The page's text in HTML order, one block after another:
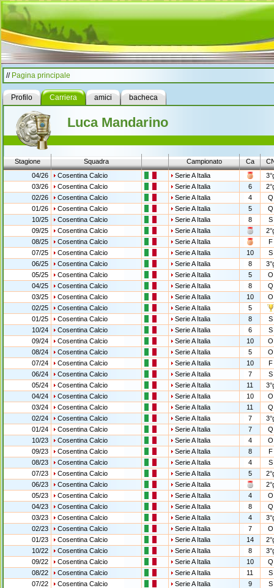
// Pagina principale
Profilo Carriera amici bacheca
Luca Mandarino
Stagione Squadra Campionato Ca
04/26
Cosentina Calcio Serie A Italia
03/26
Cosentina Calcio Serie A Italia 6
02/26
Cosentina Calcio Serie A Italia 4
Q
01/26
Cosentina Calcio Serie A Italia 5
Q
10/25
Cosentina Calcio Serie A Italia 8
S
09/25
Cosentina Calcio Serie A Italia
08/25
Cosentina Calcio Serie A Italia
F
07/25
Cosentina Calcio Serie A Italia 10
S
06/25
Cosentina Calcio Serie A Italia 8
05/25
Cosentina Calcio Serie A Italia 5
O
04/25
Cosentina Calcio Serie A Italia 8
Q
03/25
Cosentina Calcio Serie A Italia 10
O
02/25
Cosentina Calcio Serie A Italia
5
01/25
Cosentina Calcio Serie A Italia 8
S
10/24
Cosentina Calcio Serie A Italia 6
S
09/24
Cosentina Calcio Serie A Italia 10
O
08/24
Cosentina Calcio Serie A Italia 5
O
07/24
Cosentina Calcio Serie A Italia 10
F
06/24
Cosentina Calcio Serie A Italia 7
S
05/24
Cosentina Calcio Serie A Italia 11
04/24
Cosentina Calcio Serie A Italia 10
O
03/24
Cosentina Calcio Serie A Italia 11
Q
02/24
Cosentina Calcio Serie A Italia 7
01/24
Cosentina Calcio Serie A Italia 7
Q
10/23
Cosentina Calcio Serie A Italia 4
O
09/23
Cosentina Calcio Serie A Italia 8
F
08/23
Cosentina Calcio Serie A Italia 4
S
07/23
Cosentina Calcio Serie A Italia 5
06/23
Cosentina Calcio Serie A Italia
05/23
Cosentina Calcio Serie A Italia 4
O
04/23
Cosentina Calcio Serie A Italia 8
Q
03/23
Cosentina Calcio Serie A Italia 4
02/23
Cosentina Calcio Serie A Italia 7
O
01/23
Cosentina Calcio Serie A Italia 14
10/22
Cosentina Calcio Serie A Italia 8
09/22
Cosentina Calcio Serie A Italia 10
Q
08/22
Cosentina Calcio Serie A Italia 11
S
07/22
Cosentina Calcio Serie A Italia 9
S